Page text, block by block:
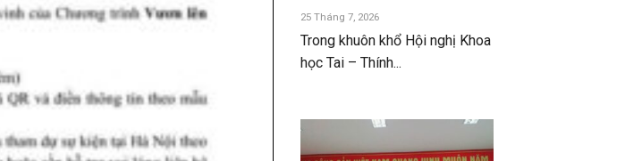
25 Tháng 7, 2026
Trong khuôn khổ Hội nghị Khoa
học Tai – Thính...